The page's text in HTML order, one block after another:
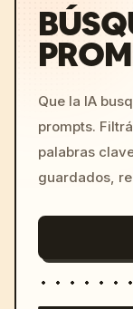
Que la IA
prompts.
palabras
guardados,